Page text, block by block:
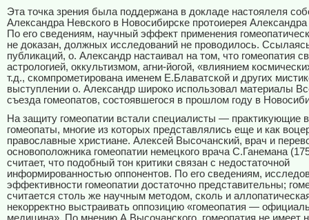
Эта точка зрения была поддержана в докладе настоялеля
Александра Невского в Новосибирске протоиерея
По его сведениям, научный эффект применения
не доказан, должных исследований не проводилось.
публикаций, о. Александр настаивал на том, что гомеопатия
астрологией, оккультизмом, агни-йогой, «влиянием
т.д., скомпрометирована именем Е.Блаватской и других
выступлении о. Александр широко использовал материалы
съезда гомеопатов, состоявшегося в прошлом году в
На защиту гомеопатии встали специалисты — практикующие
гомеопаты, многие из которых представлялись еще и как
православные христиане. Алексей Высочанский, врач и
основоположника гомеопатии немецкого врача С.Ганемана
считает, что подобный тон критики связан с недостаточной
информированностью оппонентов. По его сведениям,
эффективности гомеопатии достаточно представительны;
считается столь же научным методом, сколь и
некорректно выстраивать оппозицию «гомеопатия —